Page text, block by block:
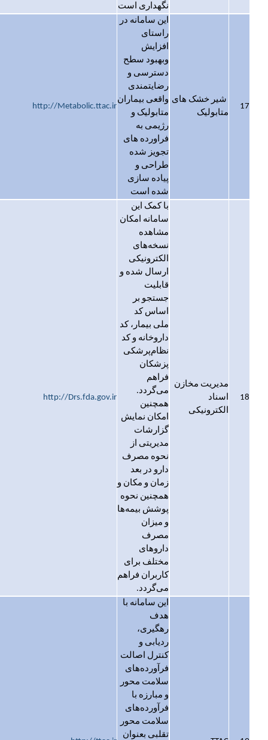
نگهداری است
17
شیر خشک های
متابولیک
این سامانه در
راستای
افزایش
وبهبود سطح
دسترسی و
رضایتمندی
واقعی بیماران
متابولیک و
رژیمی به
فراورده های
تجویز شده
طراحی و
پیاده سازی
شده است
http://Metabolic.ttac.ir
18
مدیریت مخازن
اسناد
الکترونیکی
با کمک این
سامانه امکان
مشاهده
نسخه‌های
الکترونیکی
ارسال شده و
قابلیت
جستجو بر
اساس کد
ملی بیمار، کد
داروخانه و کد
نظام‌پرشکی
پزشکان
فراهم
می‌گردد.
همچنین
امکان نمایش
گزارشات
مدیریتی از
نحوه مصرف
دارو در بعد
زمان و مکان و
همچنین نحوه
پوشش بیمه‌ها
و میزان
مصرف
داروهای
مختلف برای
کاربران فراهم
می‌گردد.
http://Drs.fda.gov.ir
این سامانه با
هدف
رهگیری،
ردیابی و
کنترل اصالت
فرآورده‌های
سلامت محور
و مبارزه با
فرآورده‌های
سلامت محور
تقلبی بعنوان